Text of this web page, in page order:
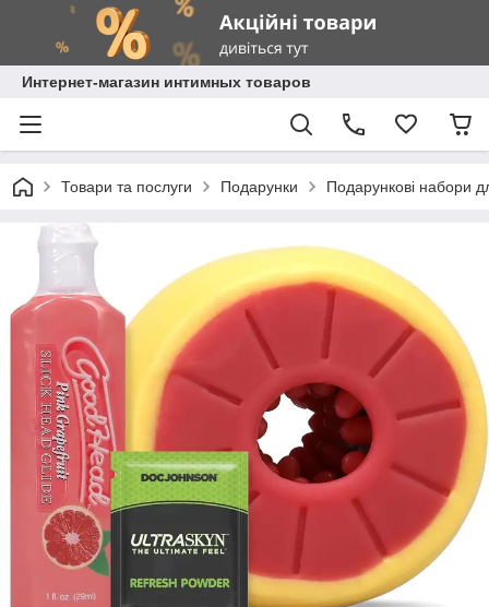
Интернет-магазин интимных товаров
Товари та послуги Подарунки Подарункові набори